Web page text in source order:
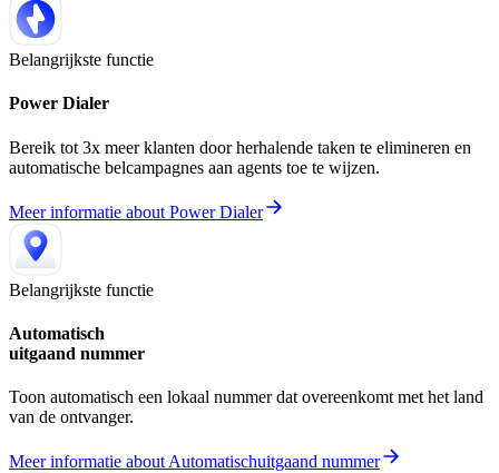
Belangrijkste functie
Power Dialer
Bereik tot 3x meer klanten door herhalende taken te elimineren en
automatische belcampagnes aan agents toe te wijzen.
Meer informatie about Power Dialer
Belangrijkste functie
Automatisch
uitgaand nummer
Toon automatisch een lokaal nummer dat overeenkomt met het land
van de ontvanger.
Meer informatie about Automatischuitgaand nummer